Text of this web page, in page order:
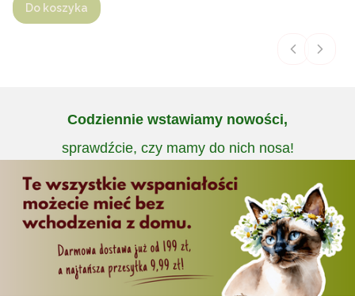
Do koszyka
Codziennie wstawiamy nowości,
sprawdźcie, czy mamy do nich nosa!